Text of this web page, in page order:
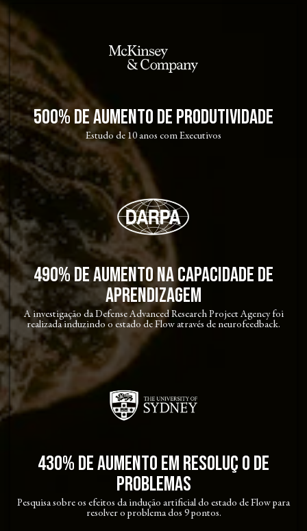
500% de aumento de Produtividade
Estudo de 10 anos com Executivos
490% de Aumento na capacidade de
aprendizagem
A investigação da Defense Advanced Research Project Agency foi
realizada induzindo o estado de Flow através de neurofeedback.
430% de aumento em resoluç o de
problemas
Pesquisa sobre os efeitos da indução artificial do estado de Flow para
resolver o problema dos 9 pontos.